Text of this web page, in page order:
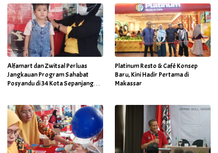
Alfamart dan Zwitsal Perluas
Jangkauan Program Sahabat
Posyandu di 34 Kota Sepanjang
Platinum Resto & Café Konsep
Baru, Kini Hadir Pertama di
Makassar